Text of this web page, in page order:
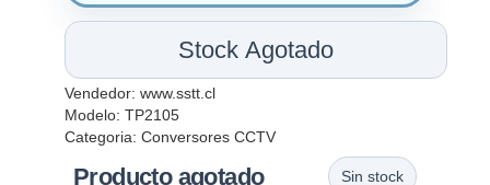
Stock Agotado
Vendedor: www.sstt.cl
Modelo: TP2105
Categoria: Conversores CCTV
Producto agotado Sin stock